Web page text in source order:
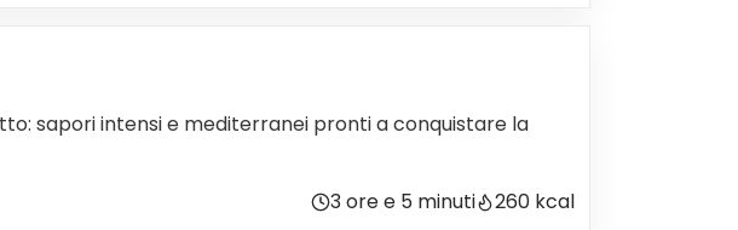
sapori intensi e mediterranei pronti a conquistare la
3 ore e 5 minuti 260 kcal